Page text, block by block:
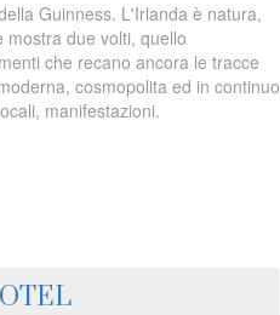
Guinness. L'Irlanda è natura,
due volti, quello
che recano ancora le tracce
cosmopolita ed in continuo
manifestazioni.